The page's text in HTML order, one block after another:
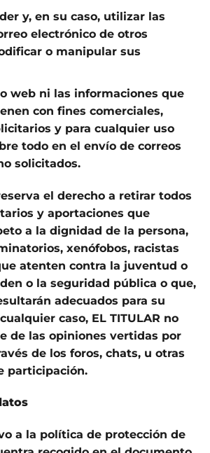
y, en su caso, utilizar las
electrónico de otros
o manipular sus
web ni las informaciones que
con fines comerciales,
y para cualquier uso
todo en el envío de correos
solicitados.
el derecho a retirar todos
y aportaciones que
a la dignidad de la persona,
xenófobos, racistas
atenten contra la juventud o
o la seguridad pública o que,
adecuados para su
caso, EL TITULAR no
de las opiniones vertidas por
de los foros, chats, u otras
participación.
a la política de protección de